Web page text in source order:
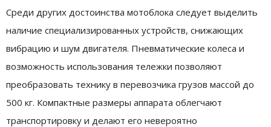
Среди других достоинства мотоблока следует выделить
наличие специализированных устройств, снижающих
вибрацию и шум двигателя. Пневматические колеса и
возможность использования тележки позволяют
преобразовать технику в перевозчика грузов массой до
500 кг. Компактные размеры аппарата облегчают
транспортировку и делают его невероятно